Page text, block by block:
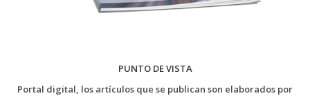
PUNTO DE VISTA
Portal digital, los artículos que se publican son elaborados por